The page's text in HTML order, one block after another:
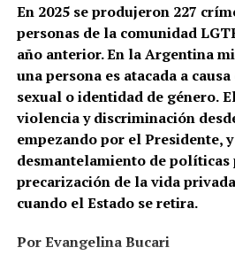
En 2025 se produjeron 227
personas de la comunidad
año anterior. En la Argentina
una persona es atacada a
sexual o identidad de género.
violencia y discriminación
empezando por el Presidente,
desmantelamiento de políticas
precarización de la vida
cuando el Estado se retira.
Por Evangelina Bucari